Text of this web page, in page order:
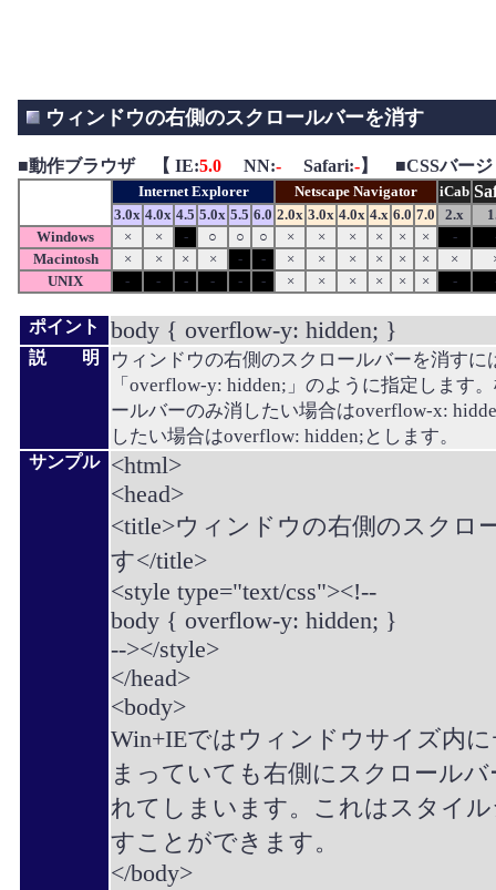
ウィンドウの右側のスクロールバーを消す
■動作ブラウザ 【 IE:5.0 NN:- Safari:-】 ■CSSバージ
Internet Explorer Netscape Navigator iCab
3.0x 4.0x 4.5 5.0x 5.5 6.0 2.0x 3.0x 4.0x 4.x 6.0 7.0 2.x
Windows
× × - ○ ○ ○ × × × × × × -
Macintosh
× × × × - - × × × × × × ×
UNIX
- - - - - - × × × × × × -
ポイント body { overflow-y: hidden; }
説 明
ウィンドウの右側のスクロールバーを消すに
「overflow-y: hidden;」のように指定します
ールバーのみ消したい場合はoverflow-x:
したい場合はoverflow: hidden;とします。
サンプル
<html>
<head>
<title>ウィンドウの右側のスクロ
す</title>
<style type="text/css"><!--
body { overflow-y: hidden; }
--></style>
</head>
<body>
Win+IEではウィンドウサイズ内
まっていても右側にスクロール
れてしまいます。これはスタイ
すことができます。
</body>